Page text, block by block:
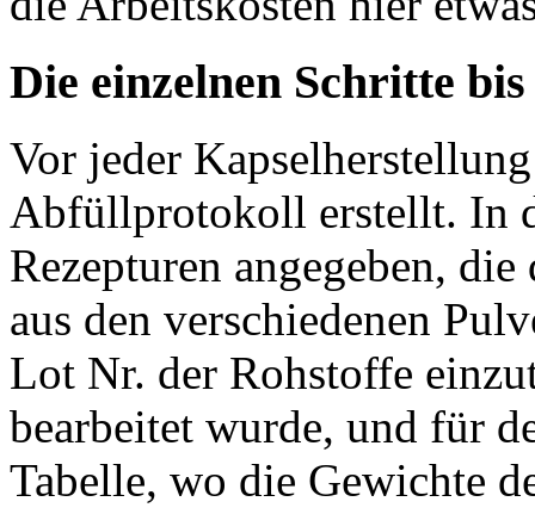
Die einzelnen Schritte
Vor jeder
Abfüllprotokoll erstellt. In
Rezepturen angegeben,
aus den verschiedenen
Lot Nr. der Rohstoffe
bearbeitet wurde, und für
Tabelle, wo die Gewichte